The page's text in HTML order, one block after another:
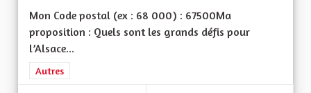
Mon Code postal (ex : 68 000) : 67500Ma
proposition : Quels sont les grands défis pour
l’Alsace...
Filtrer les résultats de la catégorie : Autres
Autres